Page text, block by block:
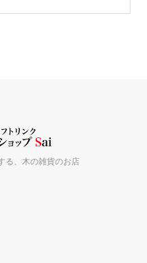
る、木の雑貨のお店